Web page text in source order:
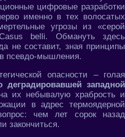
цифровые разработки
именно в тех волосатых
угрозы из «серой
belli. Обмануть здесь
не составит, зная принципы
псевдо-мышления.
опасности – голая
деградировавшей западной
их небывалую храбрость и
в адрес термоядерной
чем лет сорок назад
закончиться.